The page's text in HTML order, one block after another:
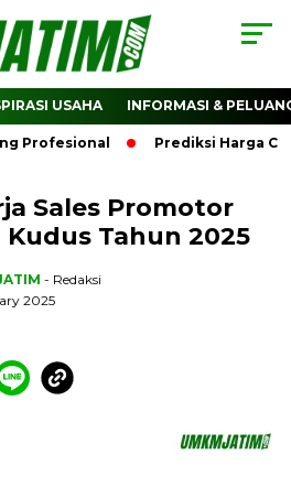
USAHA INFORMASI &
Profesional Prediksi Harga
Sales Promotor
Tahun 2025
- Redaksi
2025